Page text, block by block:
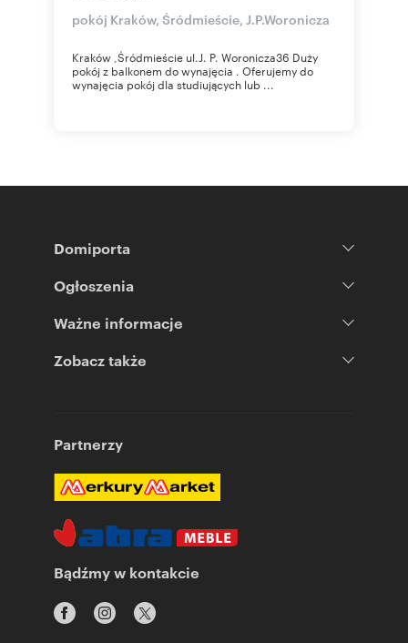
pokój Kraków, Śródmieście, J.P.Woronicza
Kraków ,Śródmieście ul.J. P. Woronicza36 Duży
pokój z balkonem do wynajęcia . Oferujemy do
wynajęcia pokój dla studiujących lub ...
Domiporta
Ogłoszenia
Ważne informacje
Zobacz także
Partnerzy
Bądźmy w kontakcie